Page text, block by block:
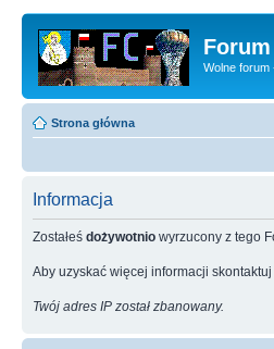
Wolne
Strona główna
Informacja
Zostałeś dożywotnio wyrzucony z tego
Aby uzyskać więcej informacji
Twój adres IP został zbanowany.